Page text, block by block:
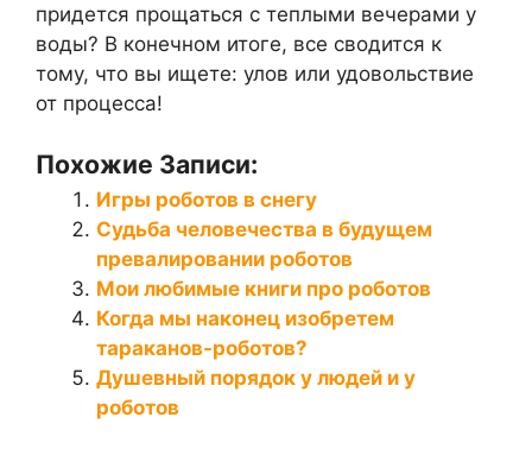
придется прощаться с теплыми вечерами у
воды? В конечном итоге, все сводится к
тому, что вы ищете: улов или удовольствие
от процесса!
Похожие Записи:
Игры роботов в снегу
Судьба человечества в будущем
превалировании роботов
Мои любимые книги про роботов
Когда мы наконец изобретем
тараканов-роботов?
Душевный порядок у людей и у
роботов